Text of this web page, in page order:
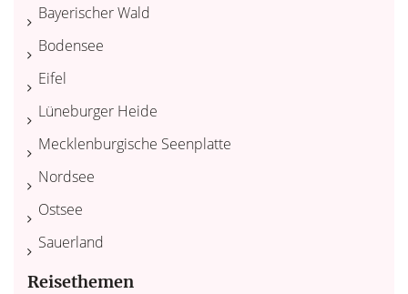
Bayerischer Wald
Bodensee
Eifel
Lüneburger Heide
Mecklenburgische Seenplatte
Nordsee
Ostsee
Sauerland
Reisethemen